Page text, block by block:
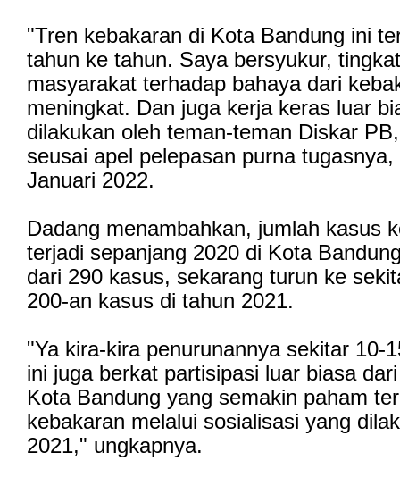
"Tren kebakaran di Kota Bandung ini
tahun ke tahun. Saya bersyukur,
masyarakat terhadap bahaya dari
meningkat. Dan juga kerja keras luar
dilakukan oleh teman-teman Diskar
seusai apel pelepasan purna
Januari 2022.
Dadang menambahkan, jumlah kasus
terjadi sepanjang 2020 di Kota
dari 290 kasus, sekarang turun ke
200-an kasus di tahun 2021.
"Ya kira-kira penurunannya sekitar 10-
ini juga berkat partisipasi luar biasa
Kota Bandung yang semakin paham
kebakaran melalui sosialisasi yang
2021," ungkapnya.